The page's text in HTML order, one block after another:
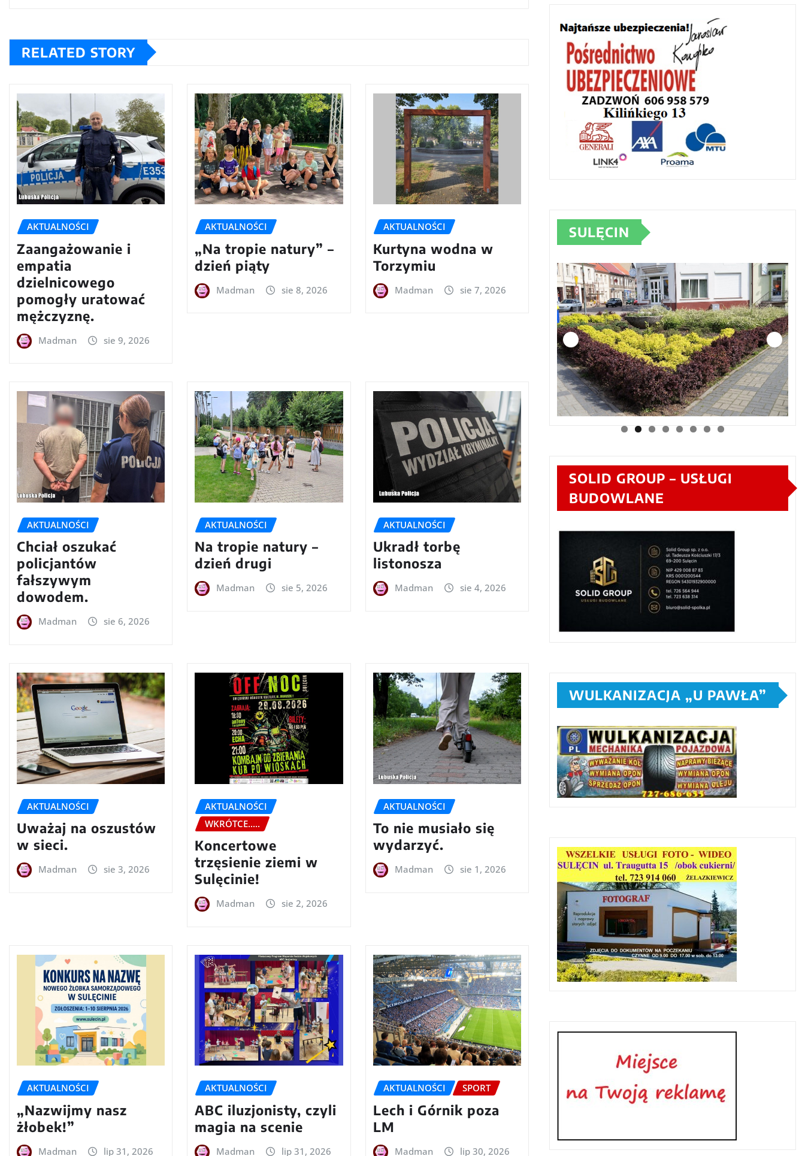
RELATED STORY
AKTUALNOŚCI
Zaangażowanie i
empatia
dzielnicowego
pomogły uratować
mężczyznę.
Madman sie 9, 2026
AKTUALNOŚCI
„Na tropie natury” –
dzień piąty
Madman sie 8, 2026
AKTUALNOŚCI
Kurtyna wodna w
Torzymiu
Madman sie 7, 2026
AKTUALNOŚCI
Chciał oszukać
policjantów
fałszywym
dowodem.
Madman sie 6, 2026
AKTUALNOŚCI
Na tropie natury –
dzień drugi
Madman sie 5, 2026
AKTUALNOŚCI
Ukradł torbę
listonosza
Madman sie 4, 2026
AKTUALNOŚCI
Uważaj na oszustów
w sieci.
Madman sie 3, 2026
AKTUALNOŚCI
WKRÓTCE.....
Koncertowe
trzęsienie ziemi w
Sulęcinie!
Madman sie 2, 2026
AKTUALNOŚCI
To nie musiało się
wydarzyć.
Madman sie 1, 2026
AKTUALNOŚCI
„Nazwijmy nasz
żłobek!”
Madman lip 31, 2026
AKTUALNOŚCI
ABC iluzjonisty, czyli
magia na scenie
Madman lip 31, 2026
AKTUALNOŚCI SPORT
Lech i Górnik poza
LM
Madman lip 30, 2026
SULĘCIN
SOLID GROUP – USŁUGI
BUDOWLANE
WULKANIZACJA „U PAWŁA”